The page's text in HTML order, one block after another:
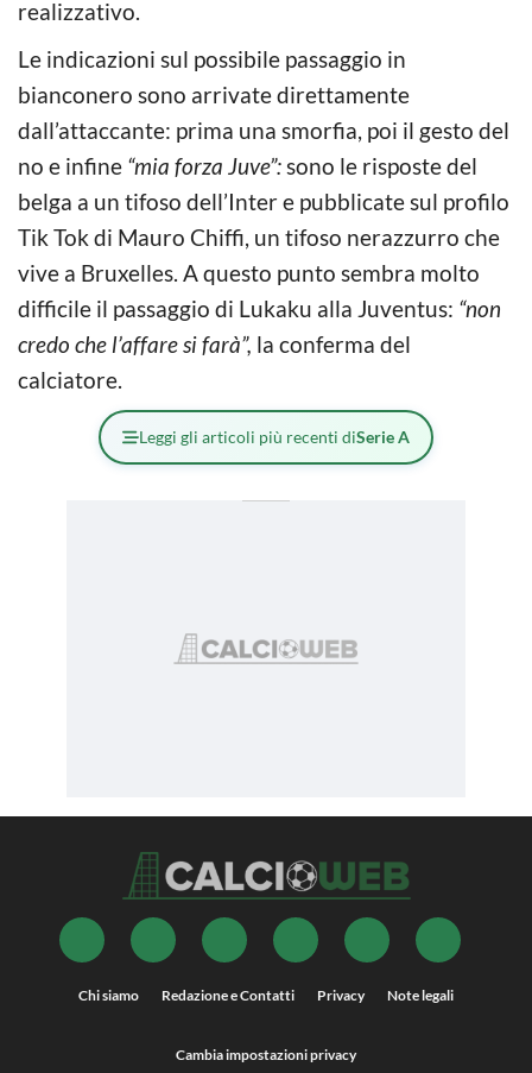
realizzativo.
Le indicazioni sul possibile passaggio in
bianconero sono arrivate direttamente
dall’attaccante: prima una smorfia, poi il gesto del
no e infine “mia forza Juve”:sono le risposte del
belga a un tifoso dell’Inter e pubblicate sul profilo
Tik Tok di Mauro Chiffi, un tifoso nerazzurro che
vive a Bruxelles. A questo punto sembra molto
difficile il passaggio di Lukaku alla Juventus: “non
credo che l’affare si farà”, la conferma del
calciatore.
Leggi gli articoli più recenti diSerie A
Chi siamo Redazione e Contatti Privacy Note legali
Cambia impostazioni privacy